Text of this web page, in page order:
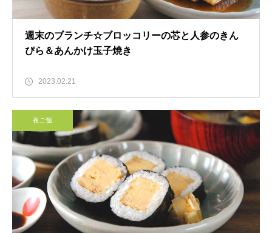
週末のブランチ☆ブロッコリーの芯と人参のきん
ぴら＆あんかけ玉子焼き
2023.02.21
夜ご飯